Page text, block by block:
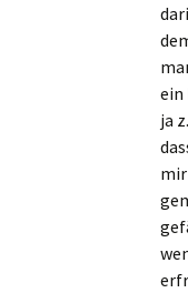
ein
ja